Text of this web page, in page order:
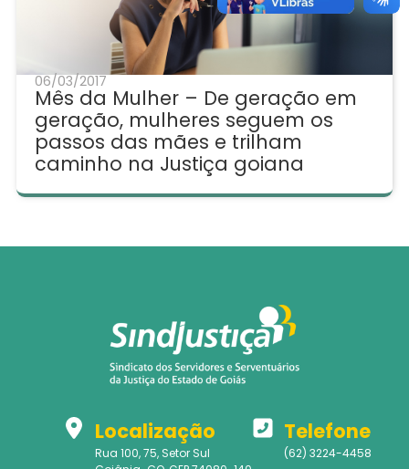
06/03/2017
Mês da Mulher – De geração em
geração, mulheres seguem os
passos das mães e trilham
caminho na Justiça goiana
Localização
Rua 100, 75, Setor Sul
Telefone
(62) 3224-4458